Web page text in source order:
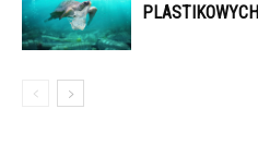
PLASTIKOWYCH